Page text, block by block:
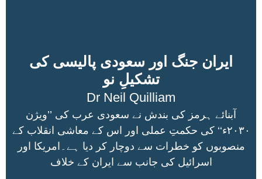
ایران جنگ اور سعودی پالیسی کی
تشکیلِ نو
Dr Neil Quilliam
آبنائے ہرمز کی بندش نے سعودی عرب کی ’’ویژن
۲۰۳۰ء‘‘ کی حکمتِ عملی اور اس کے معاشی انقلاب کے
منصوبوں کو خطرات سے دوچار کر دیا ہے۔امریکا اور
اسرائیل کی جانب سے ایران کے خلاف